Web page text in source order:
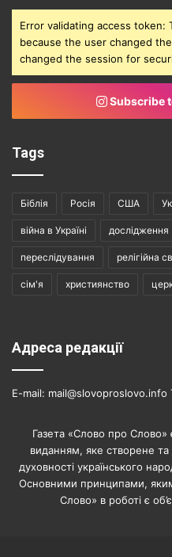
Error validating access token:
because the user changed
changed the session for
Subscribe
Tags
Біблія Росія США
війна в Україні дослідження
переслідування релігійна
сім'я християнство
Адреса редакції
E-mail:
Газета «Слово про
виданням, яке створене
духовності українського
Основними принципами,
Слово» в роботі є